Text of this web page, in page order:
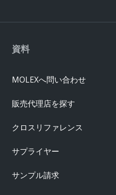
資料
MOLEXへ問い合わせ
販売代理店を探す
クロスリファレンス
サプライヤー
サンプル請求